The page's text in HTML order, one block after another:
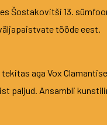
Šostakovitši 13.
tööde eest.
aga Vox
paljud. Ansambli